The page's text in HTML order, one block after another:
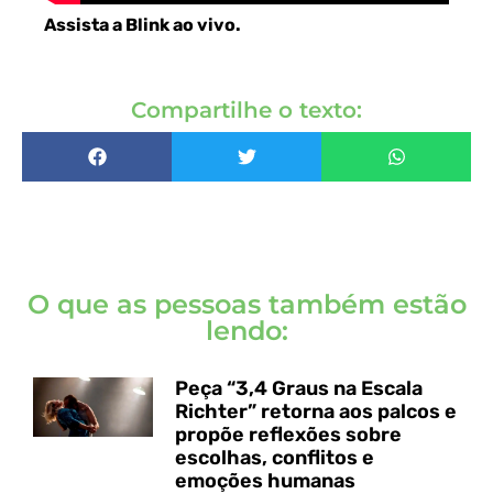
Assista a Blink ao vivo.
Compartilhe o texto:
O que as pessoas também estão
lendo:
Peça “3,4 Graus na Escala
Richter” retorna aos palcos e
propõe reflexões sobre
escolhas, conflitos e
emoções humanas